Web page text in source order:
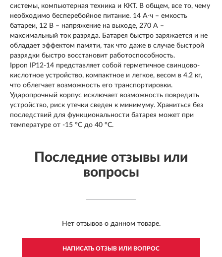
системы, компьютерная техника и ККТ. В общем, все то, чему
необходимо бесперебойное питание. 14 А∙ч – емкость
батареи, 12 В – напряжение на выходе, 270 А –
максимальный ток разряда. Батарея быстро заряжается и не
обладает эффектом памяти, так что даже в случае быстрой
разрядки быстро восстановит работоспособность.
Ippon IP12-14 представляет собой герметичное свинцово-
кислотное устройство, компактное и легкое, весом в 4.2 кг,
что облегчает возможность его транспортировки.
Ударопрочный корпус исключает возможность повредить
устройство, риск утечки сведен к минимуму. Храниться без
последствий для функциональности батарея может при
температуре от -15 °C до 40 °C.
Последние отзывы или
вопросы
Нет отзывов о данном товаре.
НАПИСАТЬ ОТЗЫВ ИЛИ ВОПРОС